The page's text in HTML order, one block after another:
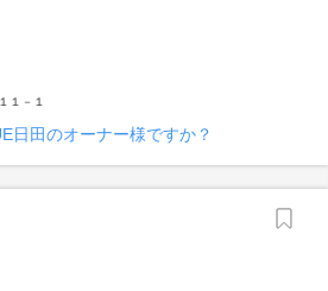
１－１
日田のオーナー様ですか？